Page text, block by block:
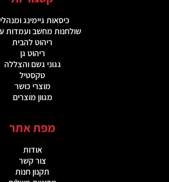
כיסאות גיימינג
שולחנות מחשב ועמדות
ריהוט להבית
ריהוט גן
גגוני גשם והצללה
טקסטיל
מוצרי כושר
מגוון מוצרים
מפת אתר
אודות
צור קשר
תקנון חנות